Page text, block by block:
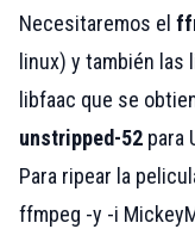
Necesitaremos el
linux) y también las
libfaac que se
unstripped-52 para
Para ripear la
ffmpeg -y -i